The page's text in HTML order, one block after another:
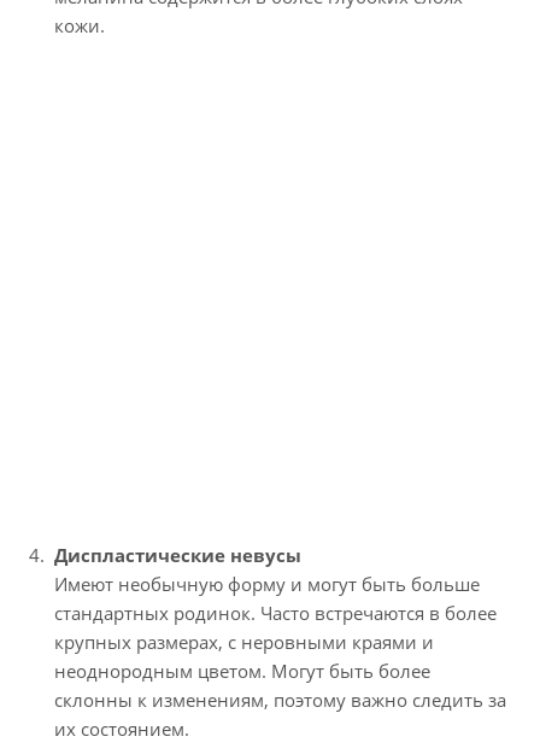
кожи.
Диспластические невусы
Имеют необычную форму и могут быть больше
стандартных родинок. Часто встречаются в более
крупных размерах, с неровными краями и
неоднородным цветом. Могут быть более
склонны к изменениям, поэтому важно следить за
их состоянием.